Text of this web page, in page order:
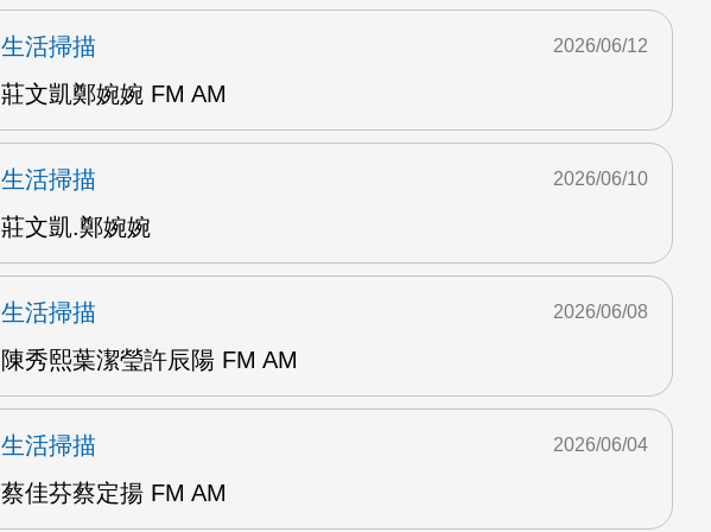
生活掃描
莊文凱鄭婉婉 FM AM
2026/06/12
生活掃描
莊文凱.鄭婉婉
2026/06/10
生活掃描
陳秀熙葉潔瑩許辰陽 FM AM
2026/06/08
生活掃描
蔡佳芬蔡定揚 FM AM
2026/06/04